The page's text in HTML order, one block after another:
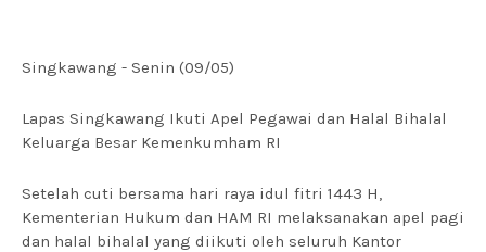
Singkawang - Senin (09/05)
Lapas Singkawang Ikuti Apel Pegawai dan Halal Bihalal
Keluarga Besar Kemenkumham RI
Setelah cuti bersama hari raya idul fitri 1443 H,
Kementerian Hukum dan HAM RI melaksanakan apel pagi
dan halal bihalal yang diikuti oleh seluruh Kantor